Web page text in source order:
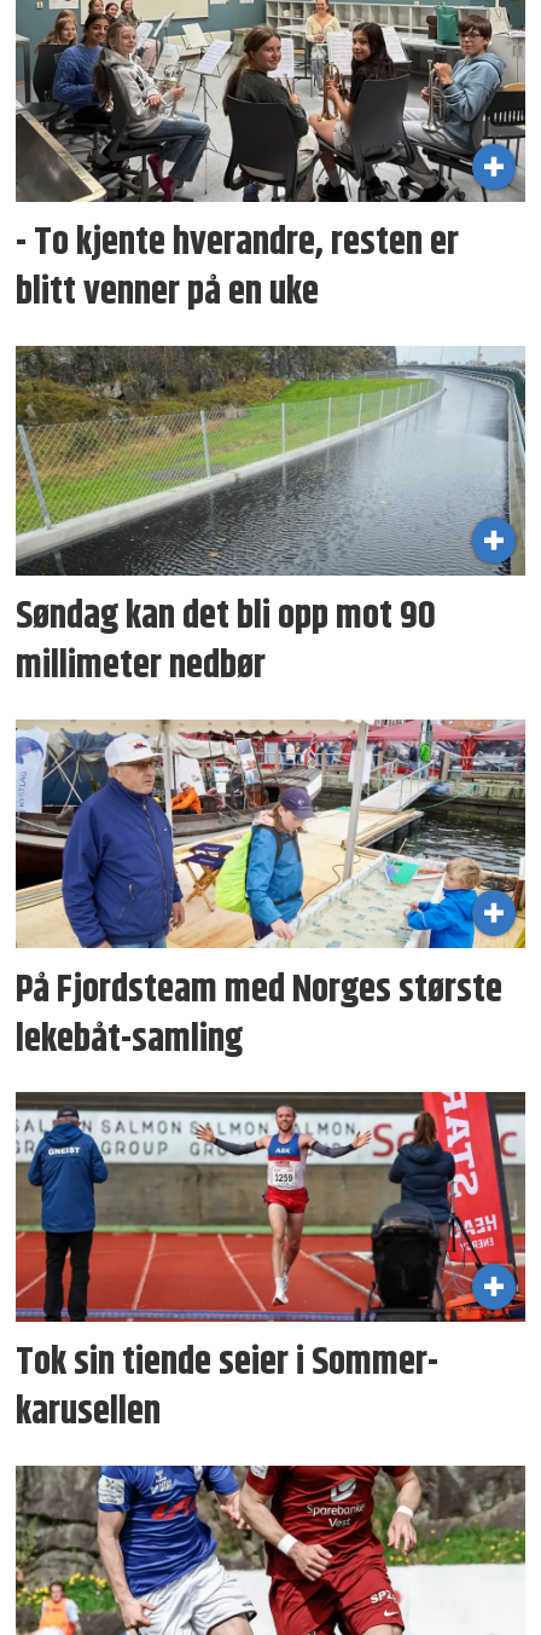
- To kjente hverandre, resten er
blitt venner på en uke
Søndag kan det bli opp mot 90
millimeter nedbør
På Fjordsteam med Norges største
lekebåt-samling
Tok sin tiende seier i Sommer­
karusellen